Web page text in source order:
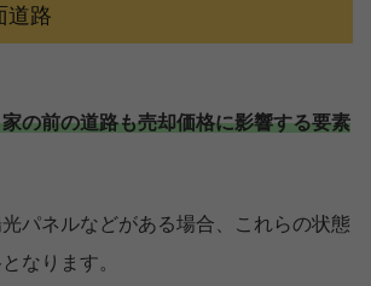
道路
の前の道路も売却価格に影響する要素
パネルなどがある場合、これらの状態
なります。